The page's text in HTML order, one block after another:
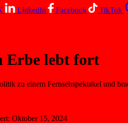
LinkedIn Facebook TikTok
Erbe lebt fort
zu einem Fernsehspektakel und
Oktober 15, 2024